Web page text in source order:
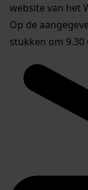
website van het
Op de
stukken om